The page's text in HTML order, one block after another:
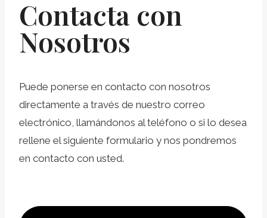
Contacta con
Nosotros
Puede ponerse en contacto con nosotros
directamente a través de nuestro correo
electrónico, llamándonos al teléfono o si lo desea
rellene el siguiente formulario y nos pondremos
en contacto con usted.